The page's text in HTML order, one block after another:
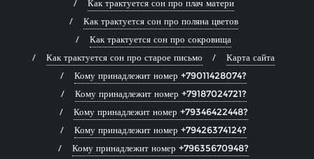
Как трактуется сон про плач матери
Как трактуется сон про поляна цветов
Как трактуется сон про сокровища
Как трактуется сон про старое письмо
Карта сайта
Кому принадлежит номер +79011428074?
Кому принадлежит номер +79187024721?
Кому принадлежит номер +79346422448?
Кому принадлежит номер +79426374124?
Кому принадлежит номер +79635670948?